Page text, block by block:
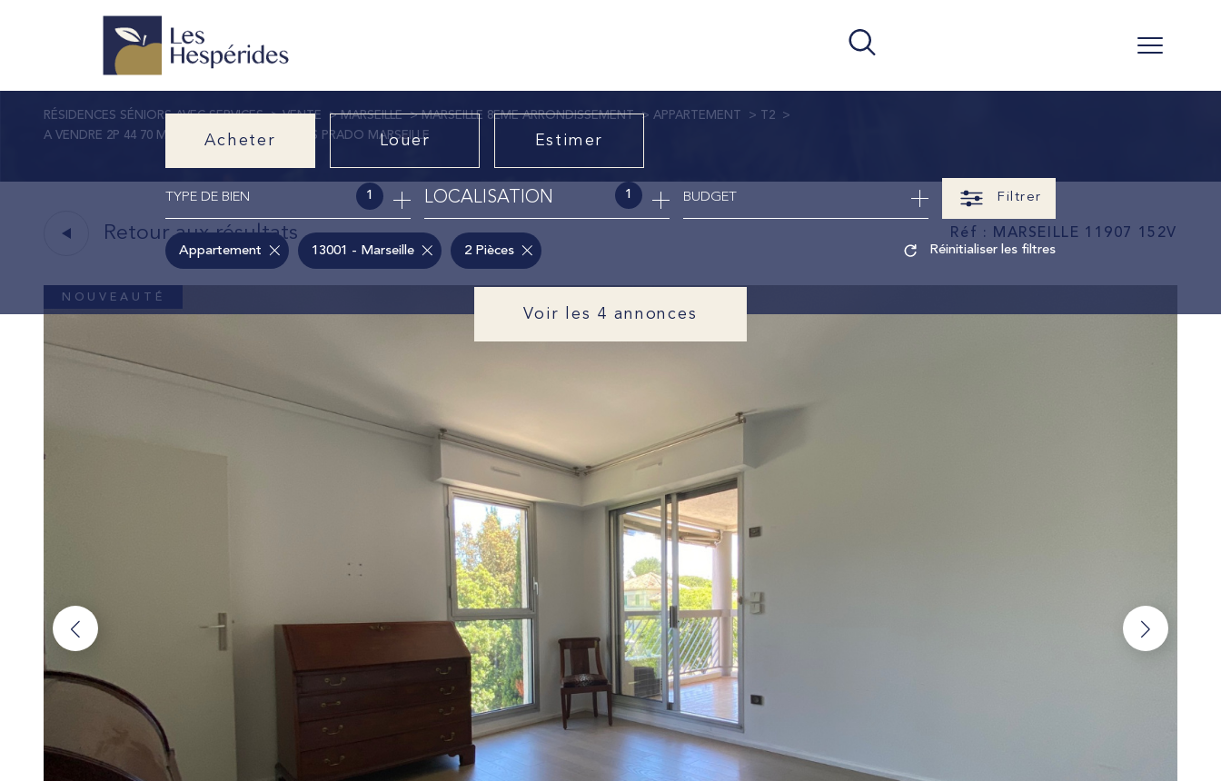
Acheter
de l'ancien
Louer
à l'année
Estimer
TYPE DE BIEN 1 1
LOCALISATION BUDGET Filtrer
Voir les 4 annonces
Appartement 13001 - Marseille 2 Pièces Réinitialiser les filtres
RÉSIDENCES SÉNIORS AVEC SERVICES VENTE MARSEILLE MARSEILLE 8EME ARRONDISSEMENT APPARTEMENT
T2
A VENDRE 2P 44 70 M BALCON LES HESPERIDES PRADO MARSEILLE
Retour aux résultats Réf : MARSEILLE 11907 152V
NOUVEAUTÉ